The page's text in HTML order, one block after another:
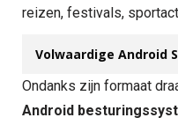
reizen, festivals,
Volwaardige Android
Ondanks zijn formaat
Android